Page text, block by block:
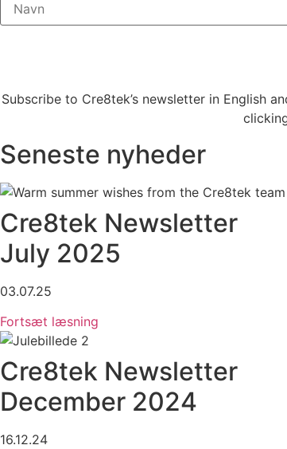
Subscribe to Cre8tek’s newsletter in English
Seneste nyheder
Cre8tek Newsletter
July 2025
03.07.25
Fortsæt læsning
Cre8tek Newsletter
December 2024
16.12.24